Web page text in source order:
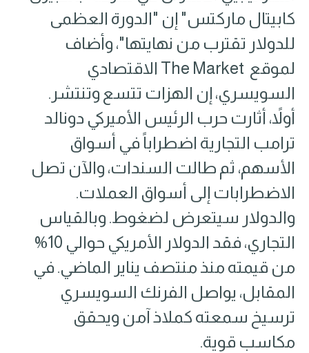
كابيتال ماركتس" إن "الدورة العظمى
للدولار تقترب من نهايتها"٬ وأضاف
لموقع The Market الاقتصادي
السويسري٬ إن الهزات تتسع وتنتشر.
أولاً، أثارت حرب الرئيس الأميركي دونالد
ترامب التجارية اضطراباً في أسواق
الأسهم، ثم طالت السندات، والآن تصل
الاضطرابات إلى أسواق العملات.
والدولار سيتعرض لضغوط. وبالقياس
التجاري، فقد الدولار الأمريكي حوالي 10%
من قيمته منذ منتصف يناير الماضي. في
المقابل، يواصل الفرنك السويسري
ترسيخ سمعته كملاذ آمن ويحقق
مكاسب قوية.